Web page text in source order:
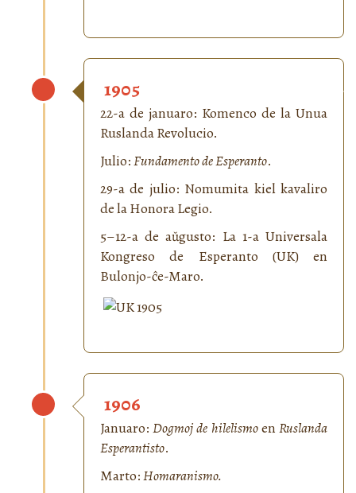
1905
22-a de januaro: Komenco de la Unua
Ruslanda Revolucio.
Julio:Fundamento de Esperanto.
29-a de julio: Nomumita kiel kavaliro
de la Honora Legio.
5–12-a de aŭgusto: La 1-a Universala
Kongreso de Esperanto (UK) en
Bulonjo-ĉe-Maro.
1906
Januaro:Dogmoj de hilelismoenRuslanda
Esperantisto.
Marto:Homaranismo.